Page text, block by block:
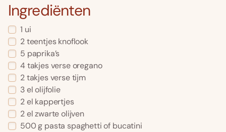
Ingrediënten
1 ui
2 teentjes knoflook
5 paprika’s
4 takjes verse oregano
2 takjes verse tijm
3 el olijfolie
2 el kappertjes
2 el zwarte olijven
500 g pasta spaghetti of bucatini